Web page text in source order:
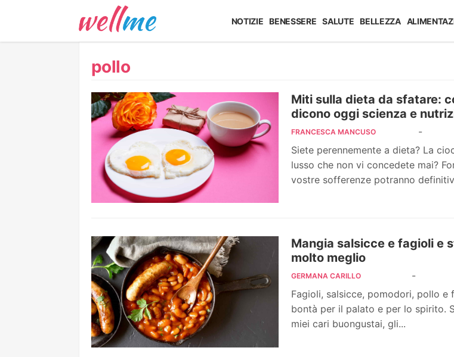
NOTIZIE BENESSERE SALUTE BELLEZZA
pollo
Miti sulla dieta da sfatare:
dicono oggi scienza e
FRANCESCA MANCUSO -
Siete perennemente a dieta? La
lusso che non vi concedete mai?
vostre sofferenze potranno
Mangia salsicce e fagioli e
molto meglio
GERMANA CARILLO -
Fagioli, salsicce, pomodori, pollo e
bontà per il palato e per lo spirito.
miei cari buongustai, gli...